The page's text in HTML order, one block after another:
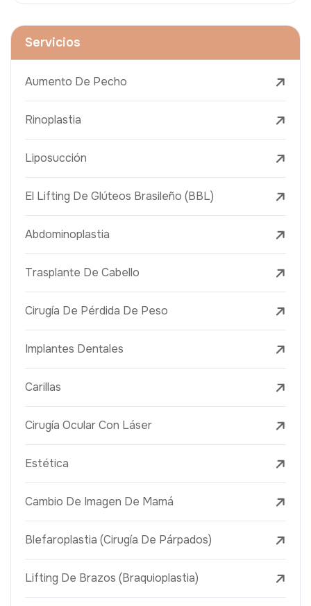
Servicios
Aumento De Pecho
Rinoplastia
Liposucción
El Lifting De Glúteos Brasileño (BBL)
Abdominoplastia
Trasplante De Cabello
Cirugía De Pérdida De Peso
Implantes Dentales
Carillas
Cirugía Ocular Con Láser
Estética
Cambio De Imagen De Mamá
Blefaroplastia (Cirugía De Párpados)
Lifting De Brazos (Braquioplastia)